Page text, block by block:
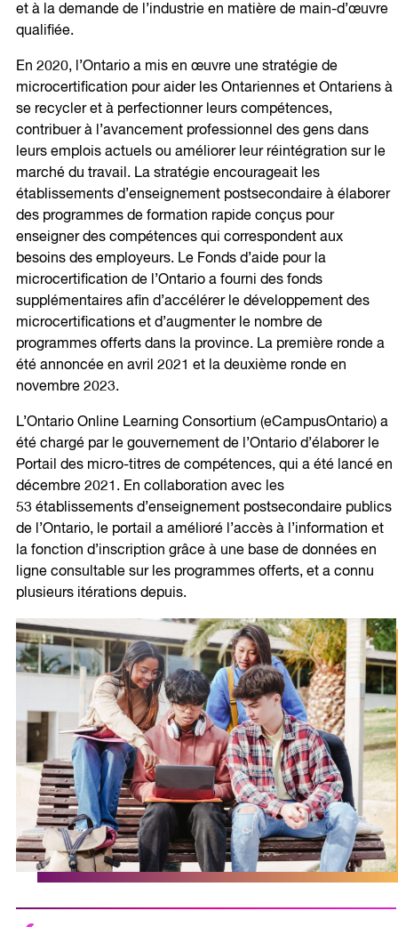
et à la demande de l’industrie en matière de main-d’œuvre
qualifiée.
En 2020, l’Ontario a mis en œuvre une stratégie de
microcertification pour aider les Ontariennes et Ontariens à
se recycler et à perfectionner leurs compétences,
contribuer à l’avancement professionnel des gens dans
leurs emplois actuels ou améliorer leur réintégration sur le
marché du travail. La stratégie encourageait les
établissements d’enseignement postsecondaire à élaborer
des programmes de formation rapide conçus pour
enseigner des compétences qui correspondent aux
besoins des employeurs. Le Fonds d’aide pour la
microcertification de l’Ontario a fourni des fonds
supplémentaires afin d’accélérer le développement des
microcertifications et d’augmenter le nombre de
programmes offerts dans la province. La première ronde a
été annoncée en avril 2021 et la deuxième ronde en
novembre 2023.
L’Ontario Online Learning Consortium (eCampusOntario) a
été chargé par le gouvernement de l’Ontario d’élaborer le
Portail des micro-titres de compétences, qui a été lancé en
décembre 2021. En collaboration avec les
53 établissements d’enseignement postsecondaire publics
de l’Ontario, le portail a amélioré l’accès à l’information et
la fonction d’inscription grâce à une base de données en
ligne consultable sur les programmes offerts, et a connu
plusieurs itérations depuis.